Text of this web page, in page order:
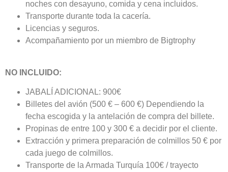
noches con desayuno, comida y cena incluidos.
Transporte durante toda la cacería.
Licencias y seguros.
Acompañamiento por un miembro de Bigtrophy
NO INCLUIDO:
JABALÍ ADICIONAL: 900€
Billetes del avión (500 € – 600 €) Dependiendo la
fecha escogida y la antelación de compra del billete.
Propinas de entre 100 y 300 € a decidir por el cliente.
Extracción y primera preparación de colmillos 50 € por
cada juego de colmillos.
Transporte de la Armada Turquía 100€ / trayecto